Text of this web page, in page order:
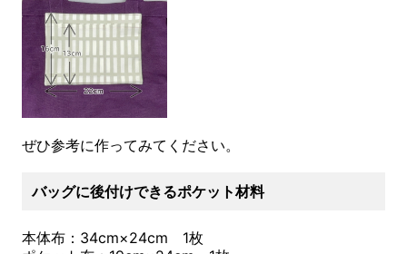
ぜひ参考に作ってみてください。
バッグに後付けできるポケット材料
本体布：34cm×24cm 1枚